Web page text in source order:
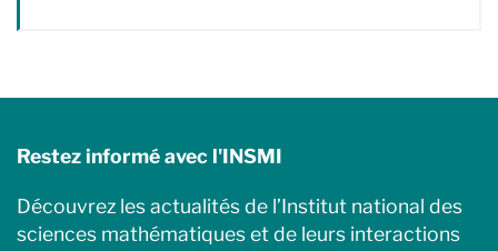
Restez informé avec l'INSMI
Découvrez les actualités de l’Institut national des
sciences mathématiques et de leurs interactions